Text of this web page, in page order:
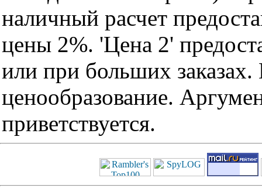
наличный расчет
цены 2%. 'Цена 2'
или при больших
ценообразование.
приветствуется.